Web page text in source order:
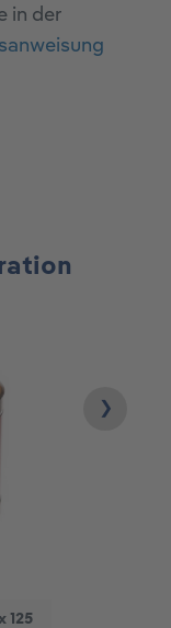
in der
125
❯